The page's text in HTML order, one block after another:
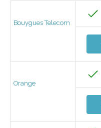
Bouygues Telecom
Orange